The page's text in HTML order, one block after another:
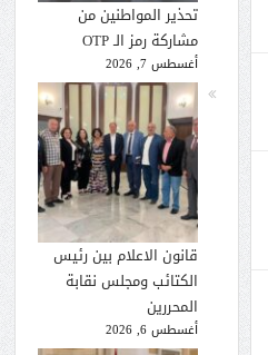
تحذير المواطنين من
مشاركة رمز الـ OTP
أغسطس 7, 2026
قانون الاعلام بين رئيس
الكتائب ومجلس نقابة
المحررين
أغسطس 6, 2026